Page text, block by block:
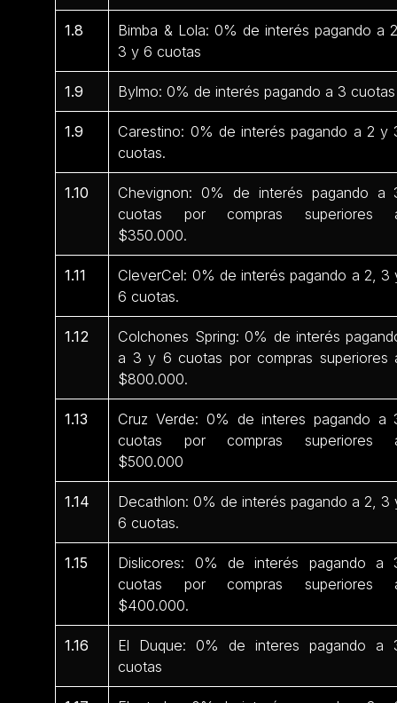
1.8
Bimba & Lola: 0% de interés pagando a
3 y 6 cuotas
1.9 Bylmo: 0% de interés pagando a 3 cuotas
1.9
Carestino: 0% de interés pagando a 2 y
cuotas.
1.10
Chevignon: 0% de interés pagando a
cuotas por compras superiores
$350.000.
1.11
CleverCel: 0% de interés pagando a 2, 3
6 cuotas.
1.12
Colchones Spring: 0% de interés
a 3 y 6 cuotas por compras superiores
$800.000.
1.13
Cruz Verde: 0% de interes pagando a
cuotas por compras superiores
$500.000
1.14
Decathlon: 0% de interés pagando a 2, 3
6 cuotas.
1.15
Dislicores: 0% de interés pagando a
cuotas por compras superiores
$400.000.
1.16
El Duque: 0% de interes pagando a
cuotas